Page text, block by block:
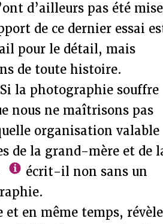
d’ailleurs pas été
de ce dernier essai
pour le détail, mais
de toute histoire.
la photographie souffre
nous ne maîtrisons pas
organisation valable
de la grand-mère et de
écrit-il non sans un
et en même temps,